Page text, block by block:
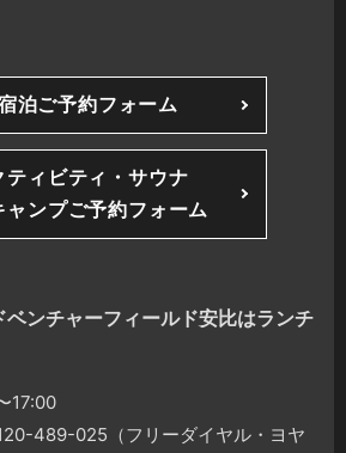
泊ご予約フォーム
ティビティ・サウナ
ャンプご予約フォーム
ベンチャーフィールド安比はランチ
17:00
489-025（フリーダイヤル・ヨヤ